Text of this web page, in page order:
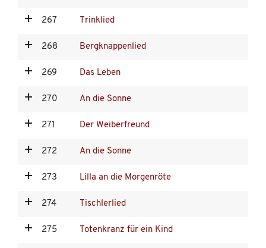
267 Trinklied
268 Bergknappenlied
269 Das Leben
270 An die Sonne
271 Der Weiberfreund
272 An die Sonne
273 Lilla an die Morgenröte
274 Tischlerlied
275 Totenkranz für ein Kind